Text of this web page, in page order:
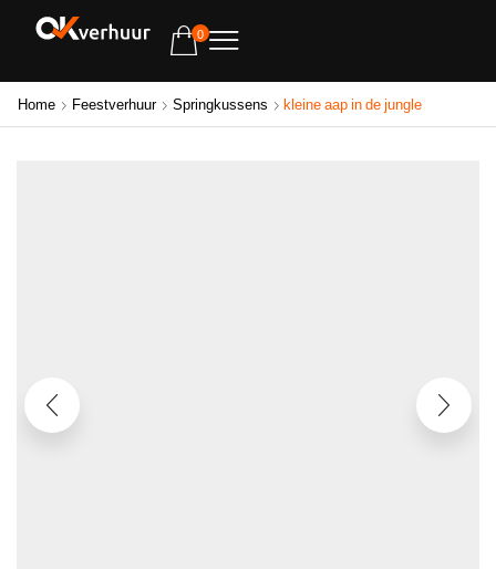
0
Home Feestverhuur Springkussens kleine aap in de jungle